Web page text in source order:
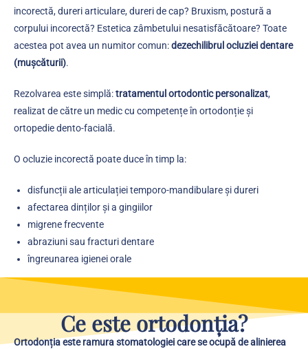
incorectă, dureri articulare, dureri de cap? Bruxism, postură a
corpului incorectă? Estetica zâmbetului nesatisfăcătoare? Toate
acestea pot avea un numitor comun:dezechilibrul ocluziei dentare
(mușcăturii).
Rezolvarea este simplă:tratamentul ortodontic personalizat,
realizat de către un medic cu competențe în ortodonție și
ortopedie dento-facială.
O ocluzie incorectă poate duce în timp la:
disfuncții ale articulației temporo-mandibulare și dureri
afectarea dinților și a gingiilor
migrene frecvente
abraziuni sau fracturi dentare
îngreunarea igienei orale
Ce este ortodonția?
Ortodonția este ramura stomatologiei care se ocupă de alinierea